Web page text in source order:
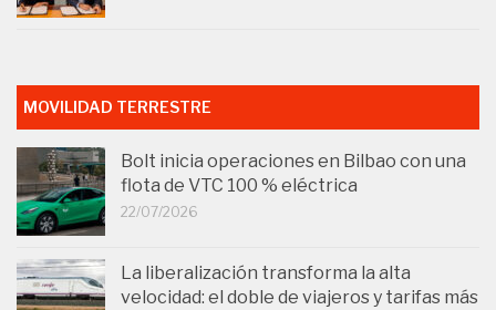
MOVILIDAD TERRESTRE
Bolt inicia operaciones en Bilbao con una
flota de VTC 100 % eléctrica
22/07/2026
La liberalización transforma la alta
velocidad: el doble de viajeros y tarifas más